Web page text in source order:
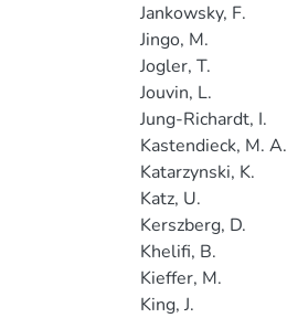
Jankowsky, F.
Jingo, M.
Jogler, T.
Jouvin, L.
Jung-Richardt, I.
Kastendieck, M. A.
Katarzynski, K.
Katz, U.
Kerszberg, D.
Khelifi, B.
Kieffer, M.
King, J.